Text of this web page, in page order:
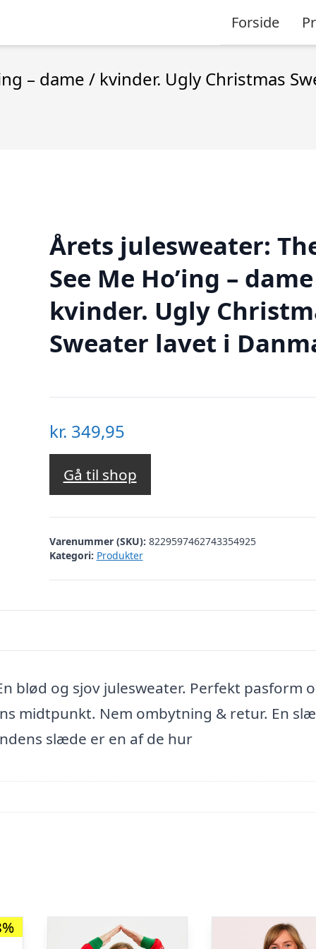
Forside
– dame / kvinder. Ugly Christmas
Årets julesweater:
See Me Ho’ing –
kvinder. Ugly
Sweater lavet i
kr. 349,95
Gå til shop
Varenummer (SKU): 8229597462743354925
Kategori: Produkter
blød og sjov julesweater. Perfekt pasform
midtpunkt. Nem ombytning & retur. En
slæde er en af de hur